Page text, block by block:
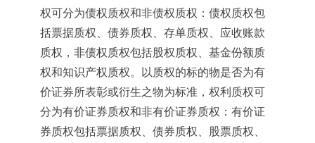
权可分为债权质权和非债权质权：债权质权包
括票据质权、债券质权、存单质权、应收账款
质权，非债权质权包括股权质权、基金份额质
权和知识产权质权。以质权的标的物是否为有
价证券所表彰或衍生之物为标准，权利质权可
分为有价证券质权和非有价证券质权：有价证
券质权包括票据质权、债券质权、股票质权、